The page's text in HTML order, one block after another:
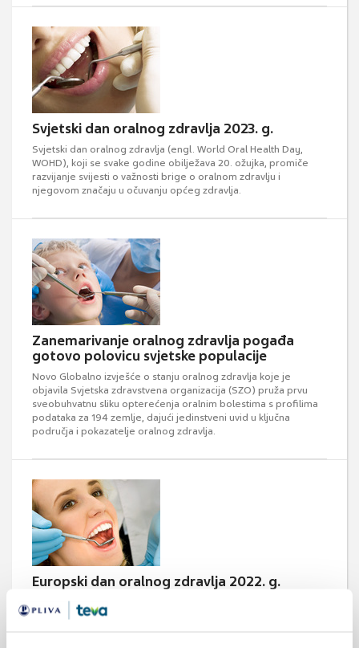
Svjetski dan oralnog zdravlja 2023. g.
Svjetski dan oralnog zdravlja (engl. World Oral Health Day,
WOHD), koji se svake godine obilježava 20. ožujka, promiče
razvijanje svijesti o važnosti brige o oralnom zdravlju i
njegovom značaju u očuvanju općeg zdravlja.
Zanemarivanje oralnog zdravlja pogađa
gotovo polovicu svjetske populacije
Novo Globalno izvješće o stanju oralnog zdravlja koje je
objavila Svjetska zdravstvena organizacija (SZO) pruža prvu
sveobuhvatnu sliku opterećenja oralnim bolestima s profilima
podataka za 194 zemlje, dajući jedinstveni uvid u ključna
područja i pokazatelje oralnog zdravlja.
Europski dan oralnog zdravlja 2022. g.
Europski dan oralnog zdravlja obilježava se svake godine 12.
rujna na inicijativu Vijeća europskih doktora dentalne medicine